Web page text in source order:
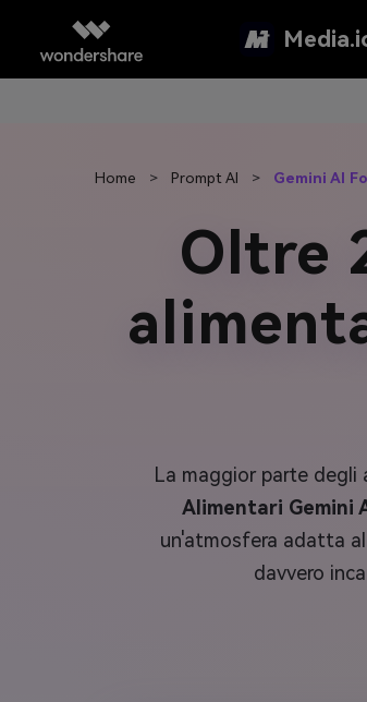
Home > Prompt AI > Gemini AI
Oltre
La maggior parte degli
Alimentari Gemini
un'atmosfera adatta
davvero